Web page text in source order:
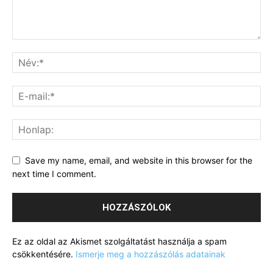
Save my name, email, and website in this browser for the
next time I comment.
Ez az oldal az Akismet szolgáltatást használja a spam
csökkentésére. Ismerje meg a hozzászólás adatainak